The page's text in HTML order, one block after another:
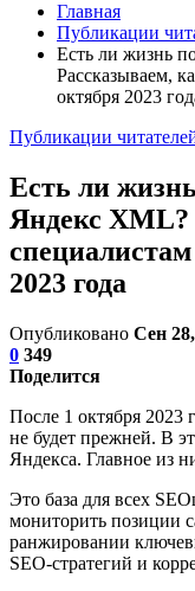
Главная
Публикации
Есть ли жизнь
Рассказываем,
октября 2023
Публикации
Есть ли
Яндекс XML?
2023 года
Опубликовано Сен
0 349
Поделится
После 1 октября 2023
не будет прежней. В
Яндекса. Главное из
Это база для всех
мониторить позиции
ранжировании
SEO-стратегий и